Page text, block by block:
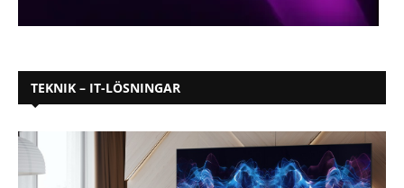
TEKNIK – IT-LÖSNINGAR